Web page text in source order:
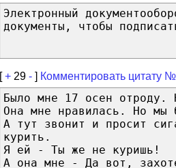
Электронный
документы, чтобы
[+ 29 - ] Комментировать цитату
Было мне 17 осен отроду.
Она мне нравилась. Но мы
А тут звонит и просит
курить.
Я ей - Ты же не куришь!
А она мне - Да вот,